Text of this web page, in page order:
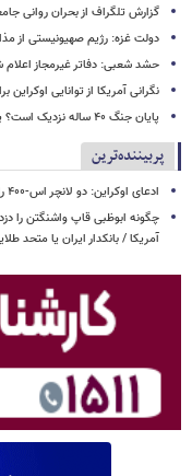
گزارش تلگراف از بحران روانی
دولت غزه: رژیم صهیونیستی از
حشد شعبی: دفاتر غیرمجاز اعلام
نگرانی آمریکا از توانایی
پایان جنگ ۴۰ ساله نزدیک است؟ پارلمان ترکیه وارد فاز جدید صلح با پ.ک.ک شد
پربیننده‌ترین
ادعای اوکراین: دو لانچر اس-۴۰۰ را زدیم
چگونه ابوظبی قاپ واشنگتن را
آمریکا / بانکدار ایران یا متحد